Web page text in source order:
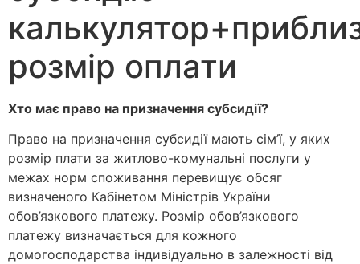
розмір оплати
Хто має право на призначення субсидії?
Право на призначення субсидії мають сім’ї, у яких
розмір плати за житлово-комунальні послуги у
межах норм споживання перевищує обсяг
визначеного Кабінетом Міністрів України
обов’язкового платежу. Розмір обов’язкового
платежу визначається для кожного
домогосподарства індивідуально в залежності від